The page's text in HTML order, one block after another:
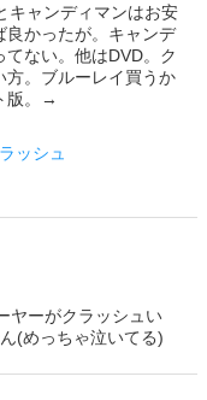
キャンディマンはお安
良かったが。キャンデ
ない。他はDVD。ク
方。ブルーレイ買うか
版。→
ッシュ
ヤーがクラッシュい
(めっちゃ泣いてる)